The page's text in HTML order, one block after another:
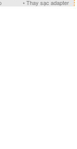
• Thay sạc adapter